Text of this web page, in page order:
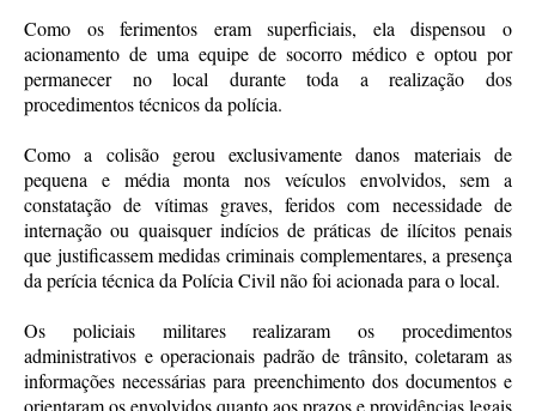
Como os ferimentos eram superficiais, ela dispensou o
acionamento de uma equipe de socorro médico e optou por
permanecer no local durante toda a realização dos
procedimentos técnicos da polícia.
Como a colisão gerou exclusivamente danos materiais de
pequena e média monta nos veículos envolvidos, sem a
constatação de vítimas graves, feridos com necessidade de
internação ou quaisquer indícios de práticas de ilícitos penais
que justificassem medidas criminais complementares, a presença
da perícia técnica da Polícia Civil não foi acionada para o local.
Os policiais militares realizaram os procedimentos
administrativos e operacionais padrão de trânsito, coletaram as
informações necessárias para preenchimento dos documentos e
orientaram os envolvidos quanto aos prazos e providências legais